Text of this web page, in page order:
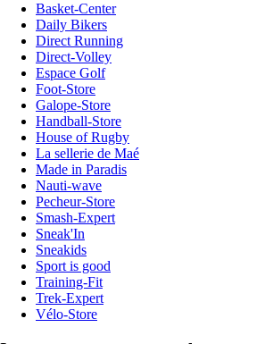
Basket-Center
Daily Bikers
Direct Running
Direct-Volley
Espace Golf
Foot-Store
Galope-Store
Handball-Store
House of Rugby
La sellerie de Maé
Made in Paradis
Nauti-wave
Pecheur-Store
Smash-Expert
Sneak'In
Sneakids
Sport is good
Training-Fit
Trek-Expert
Vélo-Store